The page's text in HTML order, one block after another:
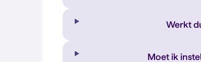
Werkt
Moet ik